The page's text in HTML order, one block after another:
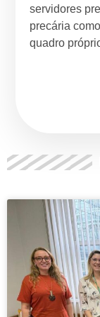
servidores
precária
quadro